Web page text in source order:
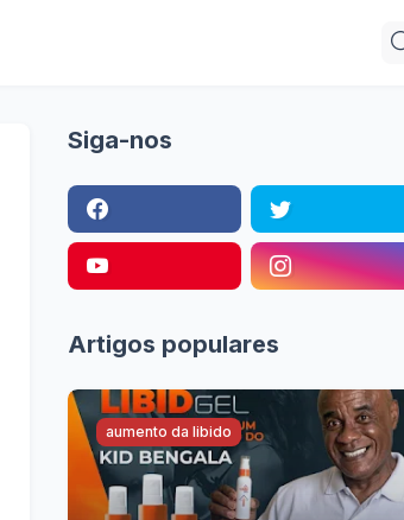
Siga-nos
Artigos populares
aumento da libido